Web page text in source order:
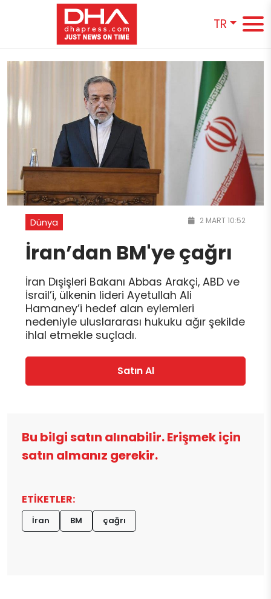
TR
Dünya 2 MART 10:52
İran’dan BM'ye çağrı
İran Dışişleri Bakanı Abbas Arakçi, ABD ve
İsrail’i, ülkenin lideri Ayetullah Ali
Hamaney’i hedef alan eylemleri
nedeniyle uluslararası hukuku ağır şekilde
ihlal etmekle suçladı.
Satın Al
Bu bilgi satın alınabilir. Erişmek için
satın almanız gerekir.
ETİKETLER:
İran BM çağrı